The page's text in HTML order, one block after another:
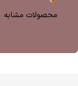
محصولات مشابه